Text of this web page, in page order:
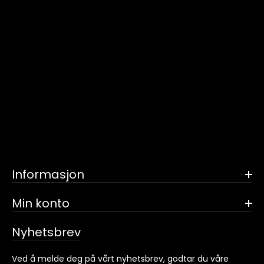
Informasjon
Min konto
Nyhetsbrev
Ved å melde deg på vårt nyhetsbrev, godtar du våre